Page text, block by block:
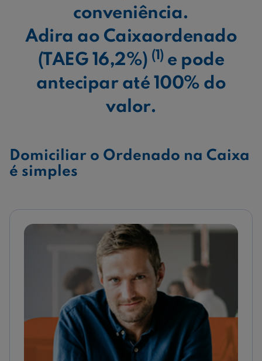
conveniência.
Adira ao Caixaordenado
(TAEG 16,2%) (1)e pode
antecipar até 100% do
valor.
Domiciliar o Ordenado na Caixa
é simples